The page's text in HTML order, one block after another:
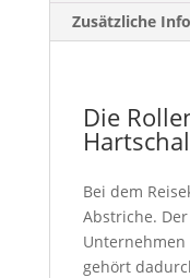
Zusätzliche
Die
Bei dem
Abstriche.
Unternehmen
gehört